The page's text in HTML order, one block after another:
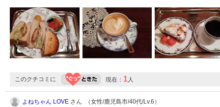
このクチコミに 現在： 1人
よねちゃん LOVE さん （女性/鹿児島市/40代/Lv.6）